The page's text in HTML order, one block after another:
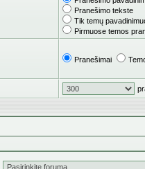
Pranešimo tekste
Tik temų
Pirmuose temos
Pranešimai